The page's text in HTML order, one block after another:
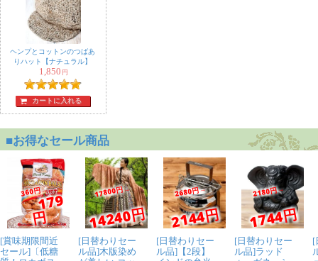
ヘンプとコットンのつばあ
りハット【ナチュラル】
1,850 円
カートに入れる